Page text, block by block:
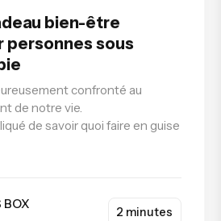
bien-être
personnes sous
confronté au
de notre vie.
de savoir quoi faire en guise
BOX
2 minutes